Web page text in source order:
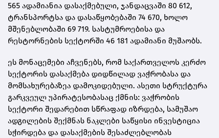
565 ადამიანია დასაქმებული, ჯანდაცვაში 80 612,
ტრანსპორტსა და დასაწყობებაში 74 670, ხოლო
მშენებლობაში 69 719. სასტუმროებისა და
რესტორნების სექტორში 46 181 ადამიანი მუშაობს.
ეს მონაცემები აჩვენებს, რომ საქართველოს კერძო
სექტორის დასაქმება დიდწილად ვაჭრობასა და
მომსახურებაზეა დამოკიდებული. ასეთი სტრუქტურა
გარკვეულ უპირატესობასაც ქმნის: ვაჭრობის
სექტორი შედარებით სწრაფად იზრდება, სამუშაო
ადგილების შექმნას ნაკლები საწყისი ინვესტიცია
სჭირდება და დასაქმების შესაძლებლობას